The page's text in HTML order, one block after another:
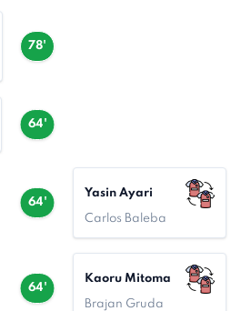
78'
64'
64'
Yasin Ayari
Carlos Baleba
64'
Kaoru Mitoma
Brajan Gruda